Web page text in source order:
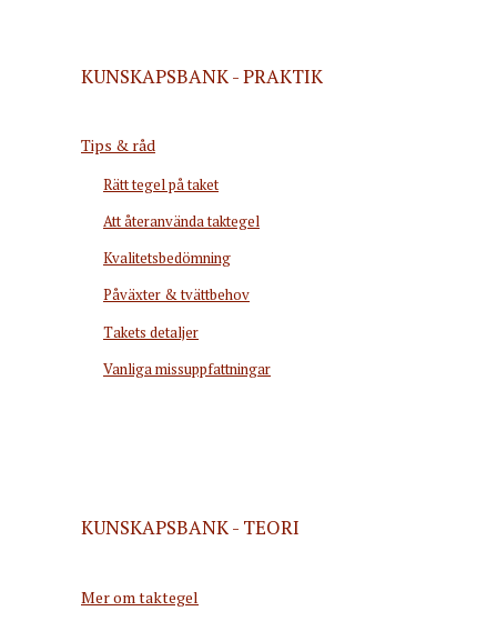
KUNSKAPSBANK - PRAKTIK
Tips & råd
Rätt tegel på taket
Att återanvända taktegel
Kvalitetsbedömning
Påväxter & tvättbehov
Takets detaljer
Vanliga missuppfattningar
KUNSKAPSBANK - TEORI
Mer om taktegel